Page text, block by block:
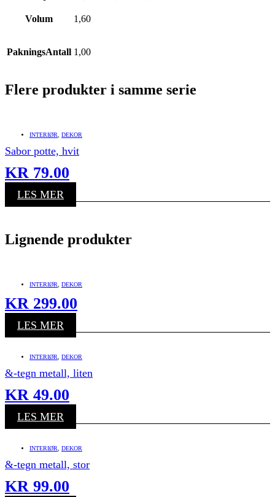
Volum 1,60
PakningsAntall 1,00
Flere produkter i samme serie
INTERIØR DEKOR
Sabor potte, hvit
KR 79.00
LES MER
Lignende produkter
INTERIØR DEKOR
KR 299.00
LES MER
INTERIØR DEKOR
&-tegn metall, liten
KR 49.00
LES MER
INTERIØR DEKOR
&-tegn metall, stor
KR 99.00